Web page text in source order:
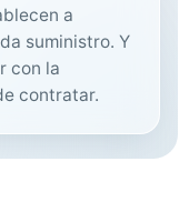
a
suministro. Y
con la
contratar.